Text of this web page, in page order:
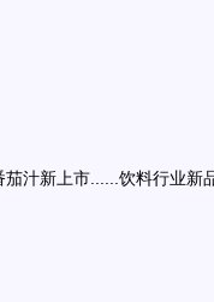
汁新上市......饮料行业新